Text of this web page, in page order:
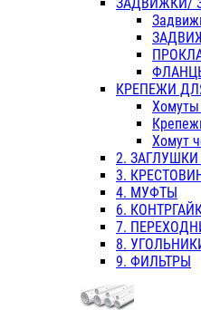
КРЕПЕЖИ
Хомуты
Хомут
2.
3.
4. МУФТЫ
6.
7.
8.
9. ФИЛЬТРЫ